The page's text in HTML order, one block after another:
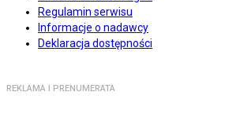
Regulamin serwisu
Informacje o nadawcy
Deklaracja dostępności
REKLAMA I PRENUMERATA